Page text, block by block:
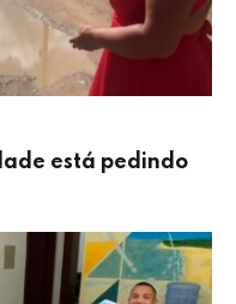
está pedindo